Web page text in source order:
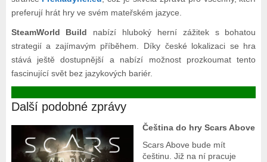
preferují hrát hry ve svém mateřském jazyce.
SteamWorld Build nabízí hluboký herní zážitek s bohatou
strategií a zajímavým příběhem. Díky české lokalizaci se hra
stává ještě dostupnější a nabízí možnost prozkoumat tento
fascinující svět bez jazykových bariér.
Další podobné zprávy
Čeština do hry Scars Above
Scars Above bude mít
češtinu. Již na ní pracuje